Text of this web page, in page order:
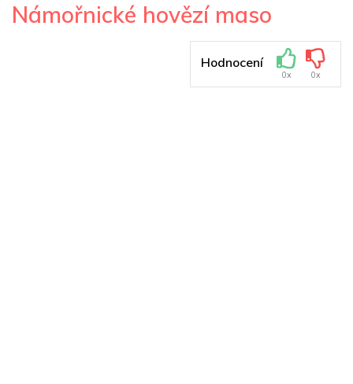
Námořnické hovězí maso
Hodnocení
0x 0x